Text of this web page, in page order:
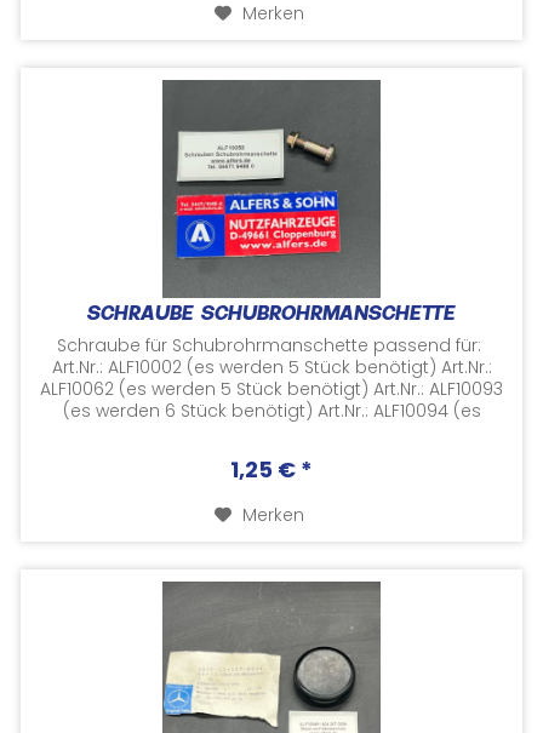
Merken
SCHRAUBE SCHUBROHRMANSCHETTE
Schraube für Schubrohrmanschette passend für:
Art.Nr.: ALF10002 (es werden 5 Stück benötigt) Art.Nr.:
ALF10062 (es werden 5 Stück benötigt) Art.Nr.: ALF10093
(es werden 6 Stück benötigt) Art.Nr.: ALF10094 (es
1,25 € *
Merken